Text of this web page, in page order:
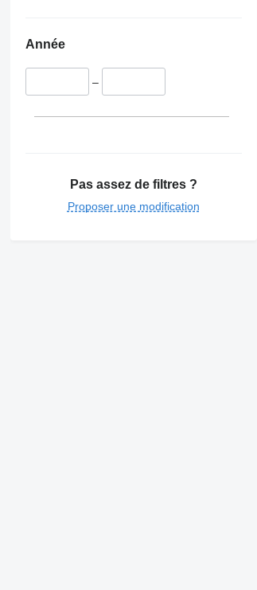
Année
–
Pas assez de filtres ?
Proposer une modification